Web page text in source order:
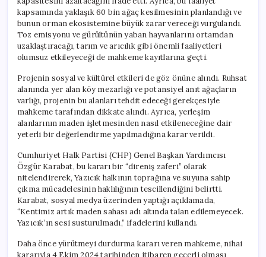
kapsamında yaklaşık 60 bin ağaç kesilmesinin planlandığı ve
bunun orman ekosistemine büyük zarar vereceği vurgulandı.
Toz emisyonu ve gürültünün yaban hayvanlarını ortamdan
uzaklaştıracağı, tarım ve arıcılık gibi önemli faaliyetleri
olumsuz etkileyeceği de mahkeme kayıtlarına geçti.
Projenin sosyal ve kültürel etkileri de göz önüne alındı. Ruhsat
alanında yer alan köy mezarlığı ve potansiyel anıt ağaçların
varlığı, projenin bu alanları tehdit edeceği gerekçesiyle
mahkeme tarafından dikkate alındı. Ayrıca, yerleşim
alanlarının maden işletmesinden nasıl etkileneceğine dair
yeterli bir değerlendirme yapılmadığına karar verildi.
Cumhuriyet Halk Partisi (CHP) Genel Başkan Yardımcısı
Özgür Karabat, bu kararı bir “direniş zaferi” olarak
nitelendirerek, Yazıcık halkının toprağına ve suyuna sahip
çıkma mücadelesinin haklılığının tescillendiğini belirtti.
Karabat, sosyal medya üzerinden yaptığı açıklamada,
“Kentimiz artık maden sahası adı altında talan edilemeyecek.
Yazıcık’ın sesi susturulmadı,” ifadelerini kullandı.
Daha önce yürütmeyi durdurma kararı veren mahkeme, nihai
kararıyla 4 Ekim 2024 tarihinden itibaren geçerli olması